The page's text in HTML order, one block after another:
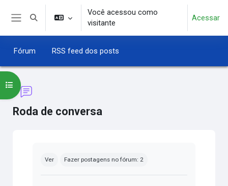
Ir para o conteúdo principal
Alternar entrada de pesquisa
Você acessou como
visitante
Acessar
Fórum RSS feed dos posts
Roda de conversa
Abrir índice do curso
Ver Fazer postagens no fórum: 2